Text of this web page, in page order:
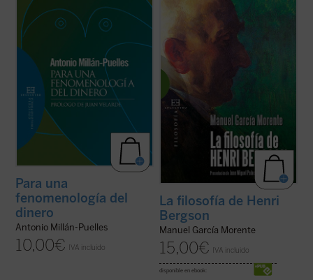
«En tanto que, sin dejar de ser un hecho
material, es también el dinero una creación
del espíritu, no cabe considerarlo a la
manera de un excitante o estímulo
unívocamente determinativo de la
conducta humana. ...
Para una
fenomenología del
dinero
Antonio Millán-Puelles
10,00€ IVA incluido
Henri Bergson a Madrid en Mayo de 1916,
diáfana del pensamiento del filósofo
francés. Tanto el objeto y el método que ...
(ver ficha)
La filosofía de Henri
Bergson
Manuel García Morente
15,00€ IVA incluido
disponible en ebook: